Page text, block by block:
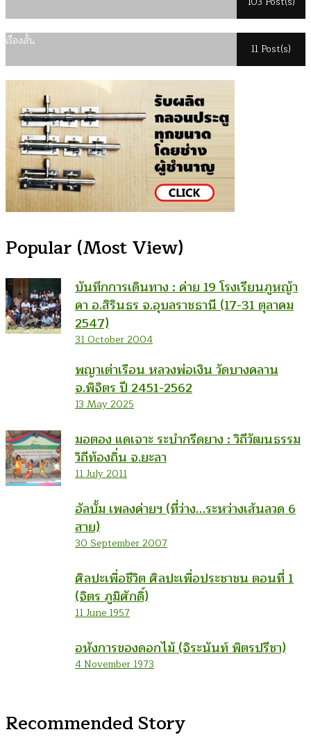
เรื่องสั้น
11 Post(s)
Popular (Most View)
บันทึกการเดินทาง : ค่าย 19 โรงเรียนภูหญ้า
คา อ.สิรินธร จ.อุบลราชธานี (17-31 ตุลาคม
2547)
31 October 2004
พญาเต่าเรือน หลวงพ่อเงิน วัดบางคลาน
จ.พิจิตร ปี 2451-2562
13 May 2025
มอตอง แดเจาะ ระบำกรีดยาง : วิถีวัฒนธรรม
วิถีท้องถิ่น จ.ยะลา
11 July 2011
อัลบั้ม เพลงค่ายฯ (ที่ว่าง…ระหว่างเส้นลวด 6
สาย)
30 September 2007
ศิลปะเพื่อชีวิต ศิลปะเพื่อประชาชน ตอนที่ 1
(จิตร ภูมิศักดิ์)
11 June 1957
อหังการของดอกไม้ (จิระนันท์ พิตรปรีชา)
4 November 1973
Recommended Story